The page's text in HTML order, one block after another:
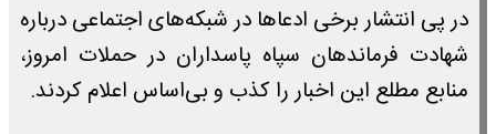
در پی انتشار برخی ادعاها در شبکه‌های اجتماعی درباره
شهادت فرماندهان سپاه پاسداران در حملات امروز،
منابع مطلع این اخبار را کذب و بی‌اساس اعلام کردند.